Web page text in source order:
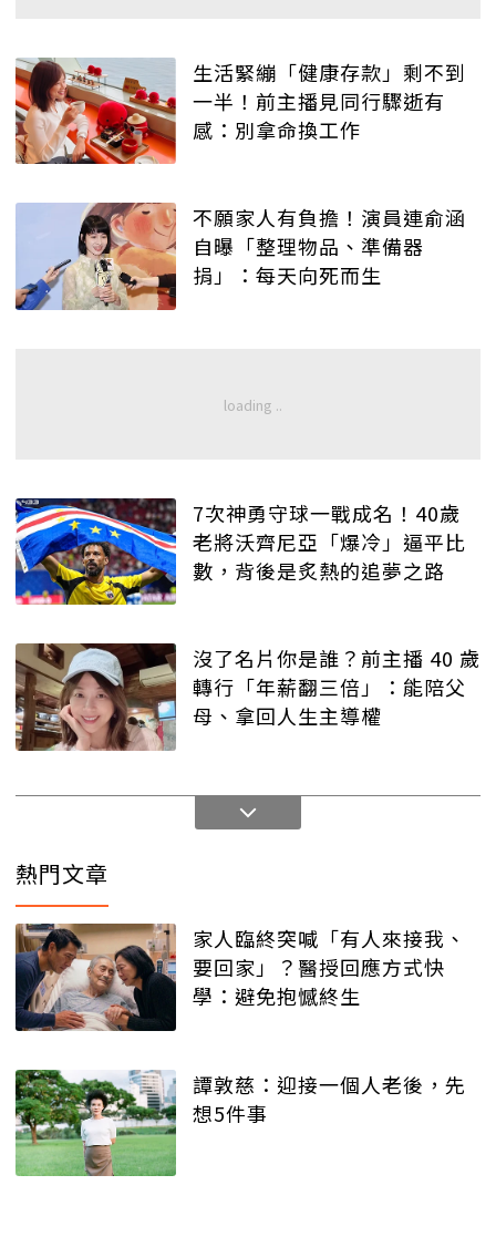
生活緊繃「健康存款」剩不到
一半！前主播見同行驟逝有
感：別拿命換工作
不願家人有負擔！演員連俞涵
自曝「整理物品、準備器
捐」：每天向死而生
7次神勇守球一戰成名！40歲
老將沃齊尼亞「爆冷」逼平比
數，背後是炙熱的追夢之路
沒了名片你是誰？前主播 40 歲
轉行「年薪翻三倍」：能陪父
母、拿回人生主導權
熱門文章
家人臨終突喊「有人來接我、
要回家」？醫授回應方式快
學：避免抱憾終生
譚敦慈：迎接一個人老後，先
想5件事